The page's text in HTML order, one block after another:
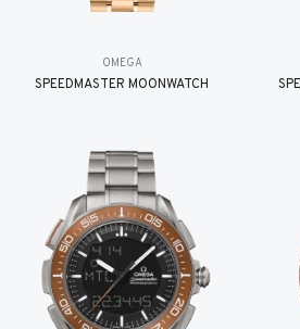
OMEGA
SPEEDMASTER MOONWATCH